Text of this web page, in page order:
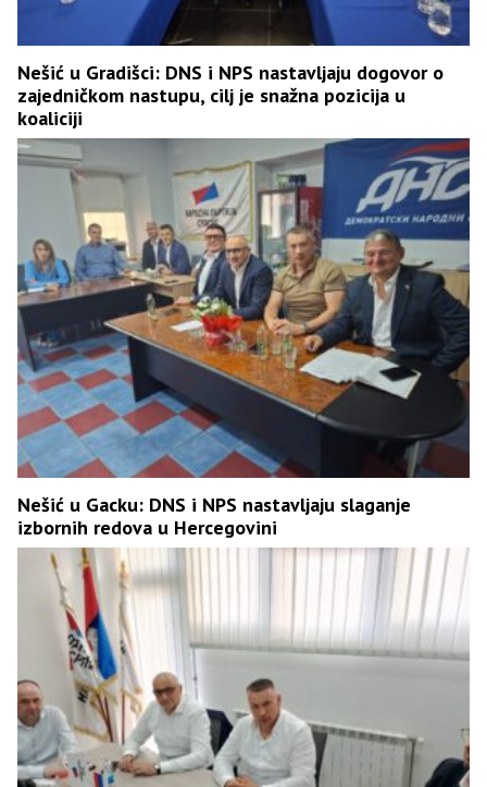
Nešić u Gradišci: DNS i NPS nastavljaju dogovor o
zajedničkom nastupu, cilj je snažna pozicija u
koaliciji
Nešić u Gacku: DNS i NPS nastavljaju slaganje
izbornih redova u Hercegovini